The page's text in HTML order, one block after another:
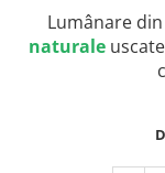
Lumânare din
naturale